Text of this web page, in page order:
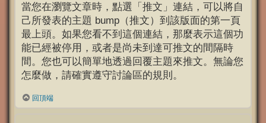
當您在瀏覽文章時，點選「推文」連結，可以將自
己所發表的主題 bump（推文）到該版面的第一頁
最上頭。如果您看不到這個連結，那麼表示這個功
能已經被停用，或者是尚未到達可推文的間隔時
間。您也可以簡單地透過回覆主題來推文。無論您
怎麼做，請確實遵守討論區的規則。
回頂端